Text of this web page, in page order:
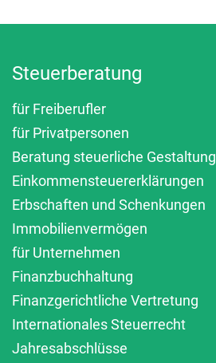
Steuerberatung
für Freiberufler
für Privatpersonen
Beratung steuerliche Gestaltung
Einkommensteuererklärungen
Erbschaften und Schenkungen
Immobilienvermögen
für Unternehmen
Finanzbuchhaltung
Finanzgerichtliche Vertretung
Internationales Steuerrecht
Jahresabschlüsse